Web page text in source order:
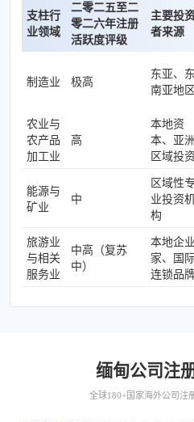
支柱行
业领域
二零二五至二
零二六年注册
活跃度评级
主要投
者来源
制造业 极高
东亚、东
南亚地区
农业与
农产品
加工业
高
本地资
本、亚洲
区域投资
能源与
矿业
中
区域性专
业投资
构
旅游业
与相关
服务业
中高（复苏
中）
本地企业
家、国
连锁品
缅甸公司注
全球180+国家海外公司注